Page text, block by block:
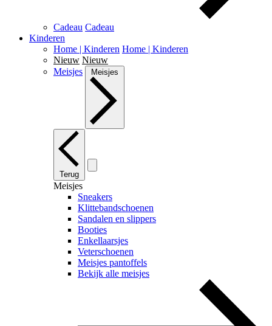
Cadeau Cadeau
Kinderen
Home | Kinderen Home | Kinderen
Nieuw Nieuw
Meisjes
Meisjes
Terug
Meisjes
Sneakers
Klittebandschoenen
Sandalen en slippers
Booties
Enkellaarsjes
Veterschoenen
Meisjes pantoffels
Bekijk alle meisjes